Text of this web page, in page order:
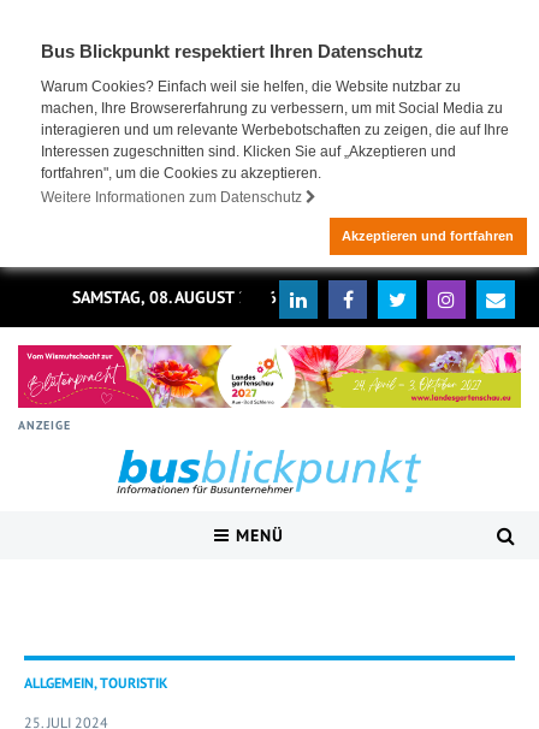
Bus Blickpunkt respektiert Ihren Datenschutz
Warum Cookies? Einfach weil sie helfen, die Website nutzbar zu
machen, Ihre Browsererfahrung zu verbessern, um mit Social Media zu
interagieren und um relevante Werbebotschaften zu zeigen, die auf Ihre
Interessen zugeschnitten sind. Klicken Sie auf „Akzeptieren und
fortfahren", um die Cookies zu akzeptieren.
Weitere Informationen zum Datenschutz
Akzeptieren und fortfahren
SAMSTAG, 08. AUGUST 2026
ANZEIGE
MENÜ
ALLGEMEIN, TOURISTIK
25. JULI 2024